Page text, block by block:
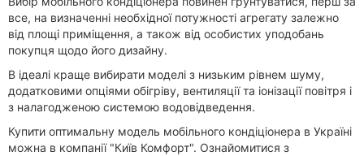
все, на визначенні необхідної потужності агрегату залежно
від площі приміщення, а також від особистих уподобань
покупця щодо його дизайну.
В ідеалі краще вибирати моделі з низьким рівнем шуму,
додатковими опціями обігріву, вентиляції та іонізації повітря і
з налагодженою системою водовідведення.
Купити оптимальну модель мобільного кондіціонера в Україні
можна в компанії "Київ Комфорт". Ознайомитися з